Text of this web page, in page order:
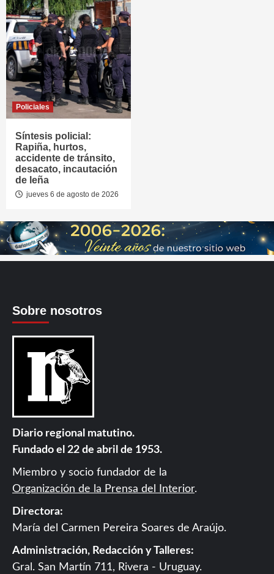
Policiales
Síntesis policial:
Rapiña, hurtos,
accidente de tránsito,
desacato, incautación
de leña
jueves 6 de agosto de 2026
Sobre nosotros
Diario regional matutino.
Fundado el 22 de abril de 1953.
Miembro y socio fundador de la
Organización de la Prensa del Interior.
Directora:
María del Carmen Pereira Soares de Araújo.
Administración, Redacción y Talleres:
Gral. San Martín 711, Rivera - Uruguay.